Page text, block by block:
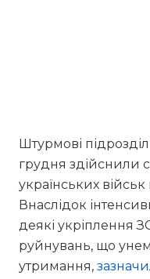
Штурмові
грудня здійснили
українських
Внаслідок
деякі укріплення
руйнувань, що
утримання,